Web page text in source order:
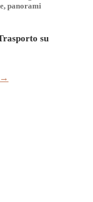
panorami
su